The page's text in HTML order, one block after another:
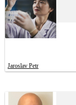
Jaroslav Petr